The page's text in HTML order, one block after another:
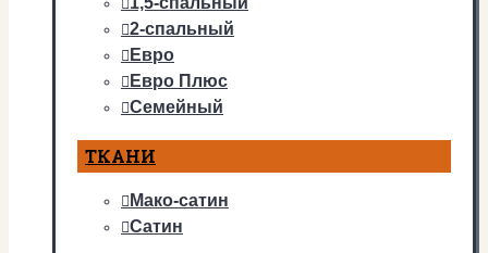
2-спальный
Евро
Евро Плюс
Семейный
ТКАНИ
Мако-сатин
Сатин